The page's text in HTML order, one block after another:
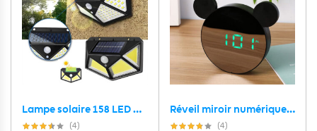
Lampe solaire 158 LED détecteur de mouvement imperméable 3 modes
(4)
Réveil miroir numérique intelligent en forme mickey mouse
(4)